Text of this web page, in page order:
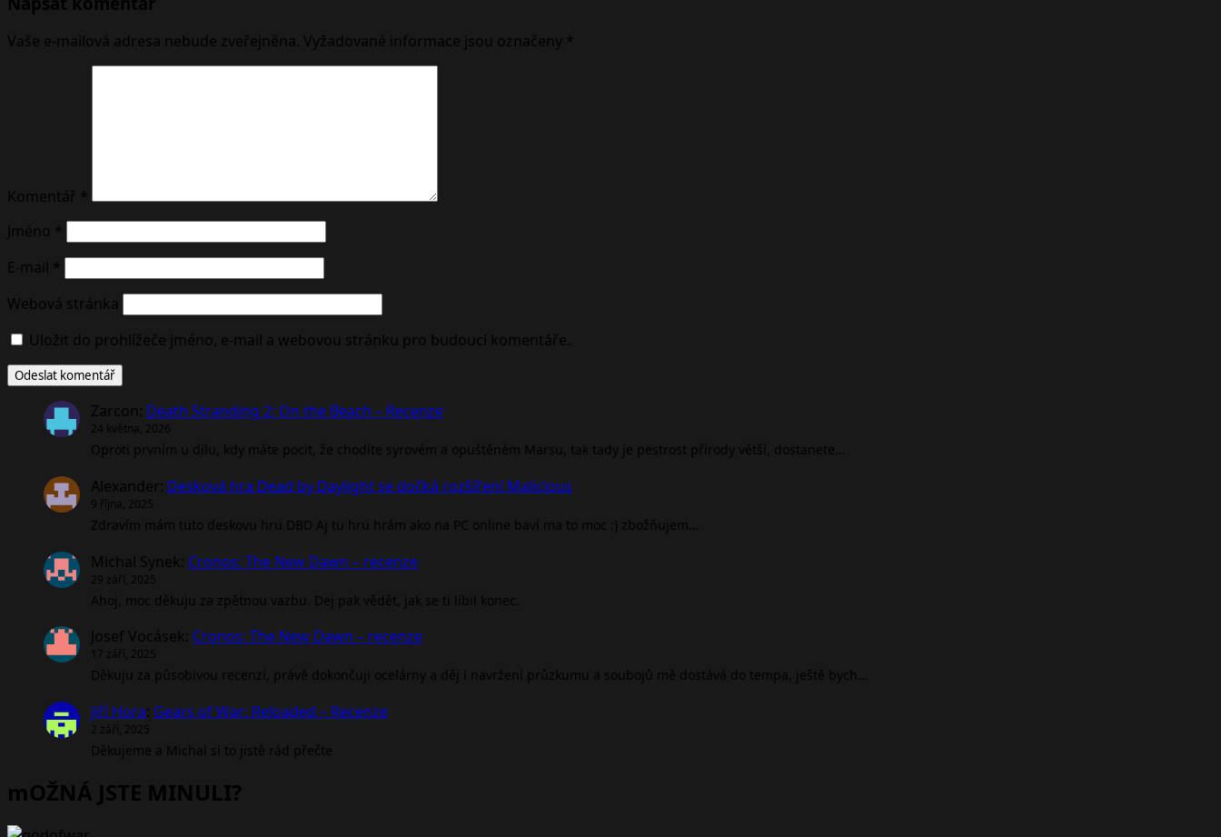
Vaše e-mailová adresa nebude zveřejněna. Vyžadované informace jsou označeny *
Komentář *
Jméno *
E-mail *
Webová stránka
Uložit do prohlížeče jméno, e-mail a webovou stránku pro budoucí komentáře.
Zarcon: Death Stranding 2: On the Beach – Recenze
24 května, 2026
Oproti prvním u dílu, kdy máte pocit, že chodíte syrovém a opuštěném Marsu, tak tady je pestrost přírody větší, dostanete…
Alexander: Desková hra Dead by Daylight se dočká rozšíření Malicious
9 října, 2025
Zdravím mám tuto deskovu hru DBD Aj tu hru hrám ako na PC online baví ma to moc :) zbožňujem…
Michal Synek: Cronos: The New Dawn – recenze
29 září, 2025
Ahoj, moc děkuju za zpětnou vazbu. Dej pak vědět, jak se ti líbil konec.
Josef Vocásek: Cronos: The New Dawn – recenze
17 září, 2025
Děkuju za působivou recenzí, právě dokončuji ocelárny a děj i navržení průzkumu a soubojů mě dostává do tempa, ještě bych…
Jiří Hora: Gears of War: Reloaded – Recenze
2 září, 2025
Děkujeme a Michal si to jistě rád přečte
mOŽNÁ JSTE MINULI?